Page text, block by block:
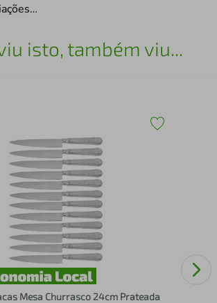
isto, também viu...
Mesa Churrasco 24cm Prateada